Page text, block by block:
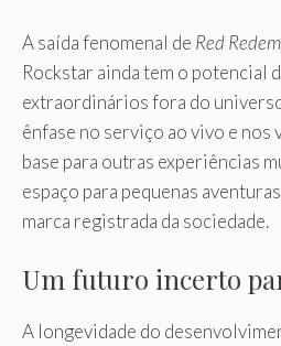
A saída fenomenal de Red
Rockstar ainda tem o potencial
extraordinários fora do
ênfase no serviço ao vivo e nos
base para outras experiências
espaço para pequenas
marca registrada da sociedade.
Um futuro incerto
A longevidade do